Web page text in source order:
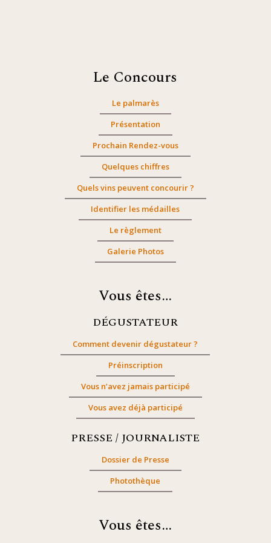
Le Concours
Le palmarès
Présentation
Prochain Rendez-vous
Quelques chiffres
Quels vins peuvent concourir ?
Identifier les médailles
Le règlement
Galerie Photos
Vous êtes…
DÉGUSTATEUR
Comment devenir dégustateur ?
Préinscription
Vous n’avez jamais participé
Vous avez déjà participé
PRESSE / JOURNALISTE
Dossier de Presse
Photothèque
Vous êtes…